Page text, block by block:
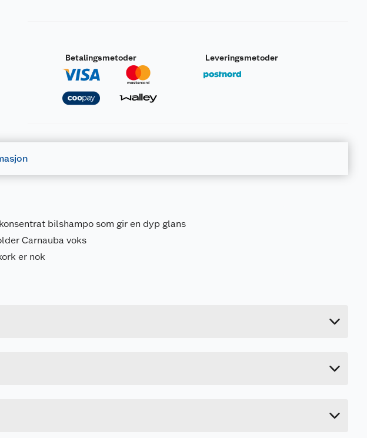
Betalingsmetoder Leveringsmetoder
bilshampo som gir en dyp glans
Carnauba voks
er nok